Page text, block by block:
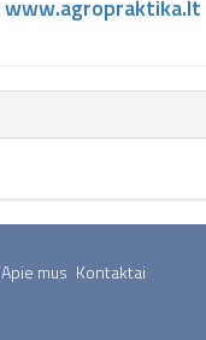
www.agropraktika.lt
Apie mus Kontaktai